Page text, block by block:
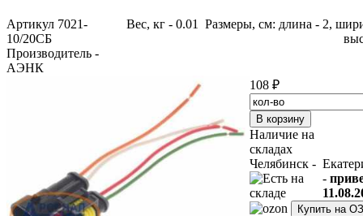
Артикул 7021-
10/20СБ
Производитель -
АЭНК
Вес, кг - 0.01 Размеры, см: длина - 2,
108 ₽
Наличие на
складах
Челябинск -
-
Купить на